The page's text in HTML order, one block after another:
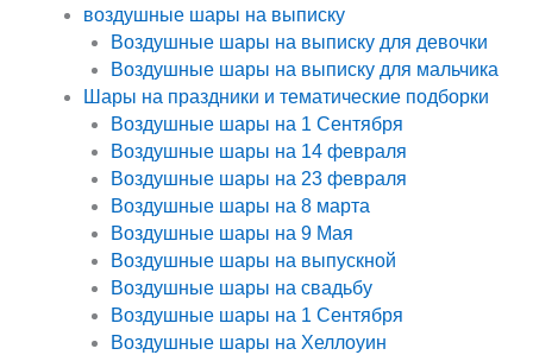
воздушные шары на выписку
Воздушные шары на выписку для девочки
Воздушные шары на выписку для мальчика
Шары на праздники и тематические подборки
Воздушные шары на 1 Сентября
Воздушные шары на 14 февраля
Воздушные шары на 23 февраля
Воздушные шары на 8 марта
Воздушные шары на 9 Мая
Воздушные шары на выпускной
Воздушные шары на свадьбу
Воздушные шары на 1 Сентября
Воздушные шары на Хеллоуин